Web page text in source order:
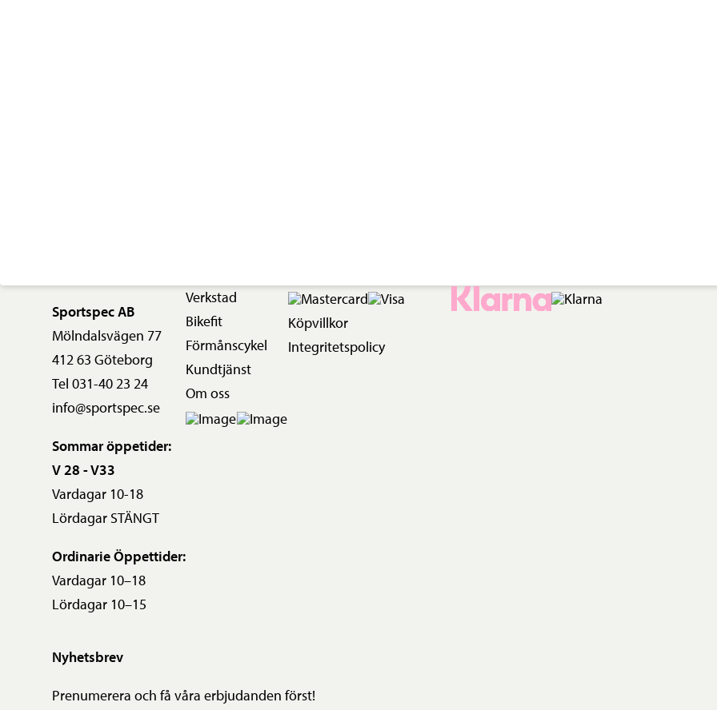
Sportspec AB
Mölndalsvägen 77
412 63 Göteborg
Tel 031-40 23 24
info@sportspec.se
Sommar öppetider:
V 28 - V33
Vardagar 10-18
Lördagar STÄNGT
Ordinarie Öppettider:
Vardagar 10–18
Lördagar 10–15
Verkstad
Bikefit
Förmånscykel
Kundtjänst
Om oss
Köpvillkor
Integritetspolicy
Nyhetsbrev
Prenumerera och få våra erbjudanden först!